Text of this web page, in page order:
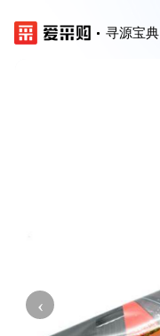
寻源宝典
‹